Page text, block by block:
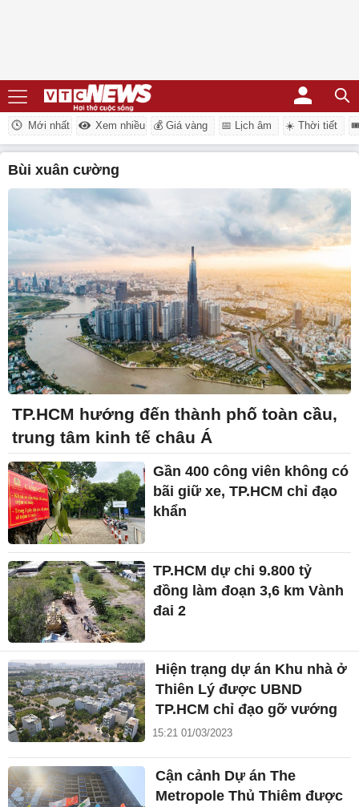
Mới nhất Xem nhiều 💰 Giá vàng 📅 Lịch âm ☀️ Thời tiết
bùi xuân cường
TP.HCM hướng đến thành phố toàn cầu,
trung tâm kinh tế châu Á
Gần 400 công viên không có
bãi giữ xe, TP.HCM chỉ đạo
khẩn
TP.HCM dự chi 9.800 tỷ
đồng làm đoạn 3,6 km Vành
đai 2
Hiện trạng dự án Khu nhà ở
Thiên Lý được UBND
TP.HCM chỉ đạo gỡ vướng
15:21 01/03/2023
Cận cảnh Dự án The
Metropole Thủ Thiêm được